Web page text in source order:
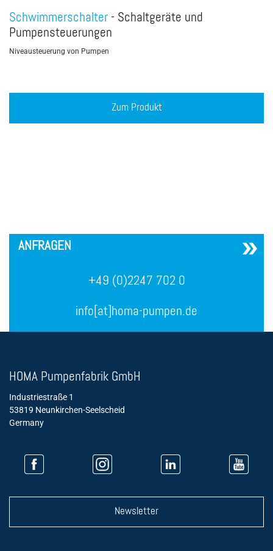
Schwimmerschalter - Schaltgeräte und
Pumpensteuerungen
Niveausteuerung von Pumpen
Zum Produkt
ANFRAGEN
+49 (0)2247 702 0
info[at]homa-pumpen.de
HOMA Pumpenfabrik GmbH
Industriestraße 1
53819 Neunkirchen-Seelscheid
Germany
Newsletter